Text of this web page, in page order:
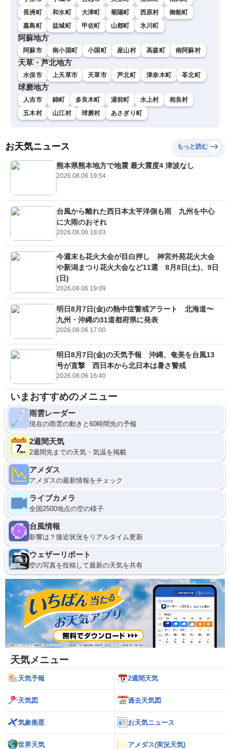
長洲町
和水町 大津町 菊陽町 西原村
御船町
嘉島町
益城町 甲佐町 山都町 氷川町
阿蘇地方
阿蘇市 南小国町 小国町 産山村 高森町 南阿蘇村
天草・芦北地方
水俣市 上天草市 天草市 芦北町 津奈木町 苓北町
球磨地方
人吉市 錦町 多良木町 湯前町 水上村
相良村
五木村
山江村 球磨村 あさぎり町
お天気ニュース もっと読む
熊本県熊本地方で地震 最大震度4 津波なし
2026.08.06 19:54
台風から離れた西日本太平洋側も雨 九州を中心
に大雨のおそれ
2026.08.06 18:03
今週末も花火大会が目白押し 神宮外苑花火大会
や新潟まつり花火大会など11選 8月8日(土)、9日
(日)
2026.08.06 19:09
明日8月7日(金)の熱中症警戒アラート 北海道〜
九州・沖縄の31道都府県に発表
2026.08.06 17:00
明日8月7日(金)の天気予報 沖縄、奄美を台風13
号が直撃 西日本から北日本は暑さ警戒
2026.08.06 16:40
いまおすすめのメニュー
雨雲レーダー
現在の雨雲の動きと60時間先の予報
2週間天気
2週間先までの天気・気温を掲載
アメダス
アメダスの最新情報をチェック
ライブカメラ
全国2500地点の空の様子
台風情報
影響は？接近状況をリアルタイム更新
ウェザーリポート
空の写真を投稿して最新の天気を共有
天気メニュー
天気予報 2週間天気
天気図 過去天気図
気象衛星 お天気ニュース
世界天気 アメダス(実況天気)